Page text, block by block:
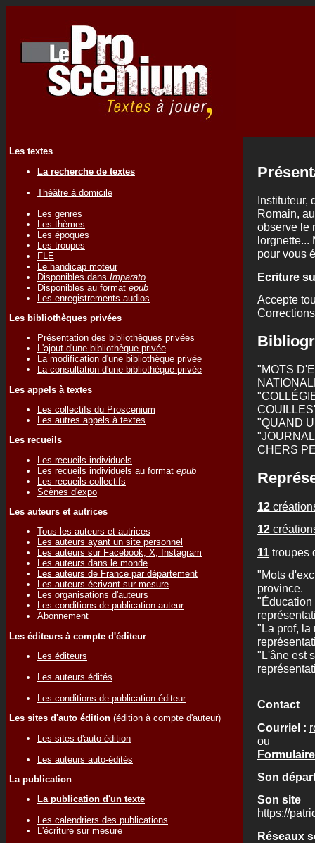
Les textes
La recherche de textes
Théâtre à domicile
Les genres
Les thèmes
Les époques
Les troupes
FLE
Le handicap moteur
Disponibles dans Imparato
Disponibles au format epub
Les enregistrements audios
Les bibliothèques privées
Présentation des bibliothèques privées
L'ajout d'une bibliothèque privée
La modification d'une bibliothèque privée
La consultation d'une bibliothèque privée
Les appels à textes
Les collectifs du Proscenium
Les autres appels à textes
Les recueils
Les recueils individuels
Les recueils individuels au format epub
Les recueils collectifs
Scènes d'expo
Les auteurs et autrices
Tous les auteurs et autrices
Les auteurs ayant un site personnel
Les auteurs sur Facebook, X, Instagram
Les auteurs dans le monde
Les auteurs de France par département
Les auteurs écrivant sur mesure
Les organisations d'auteurs
Les conditions de publication auteur
Abonnement
Les éditeurs à compte d'éditeur
Les éditeurs
Les auteurs édités
Les conditions de publication éditeur
Les sites d'auto édition (édition à compte d'auteur)
Les sites d'auto-édition
Les auteurs auto-édités
La publication
La publication d'un texte
Les calendriers des publications
L'écriture sur mesure
Romain,
observe le
pour vous
Ecriture
Accepte
"MOTS
"QUAND
CHERS
12
12
11 troupes
"Mots
province.
"Éducation
"La prof, la
"L'âne est
Contact
Courriel :
ou
Son
Son site
https://
Réseaux